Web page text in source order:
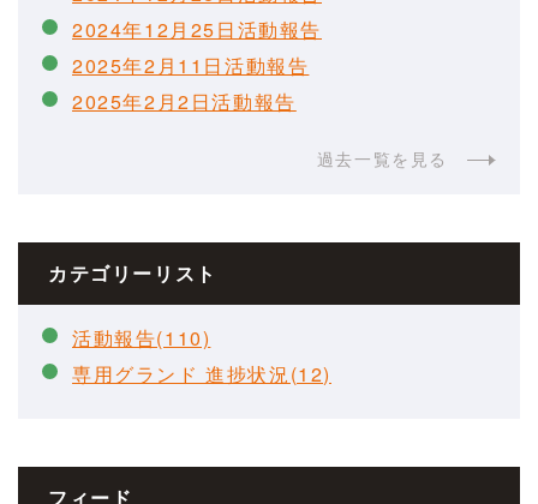
2024年12月25日活動報告
2025年2月11日活動報告
2025年2月2日活動報告
過去一覧を見る
カテゴリーリスト
活動報告(110)
専用グランド 進捗状況(12)
フィード